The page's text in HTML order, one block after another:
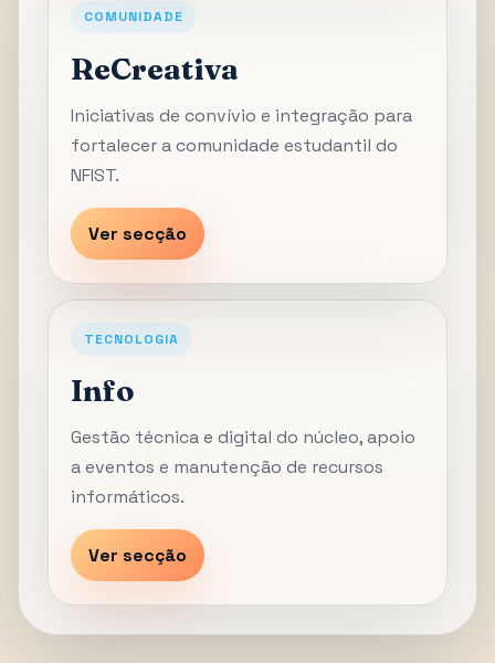
COMUNIDADE
ReCreativa
Iniciativas de convívio e integração para
fortalecer a comunidade estudantil do
NFIST.
Ver secção
TECNOLOGIA
Info
Gestão técnica e digital do núcleo, apoio
a eventos e manutenção de recursos
informáticos.
Ver secção